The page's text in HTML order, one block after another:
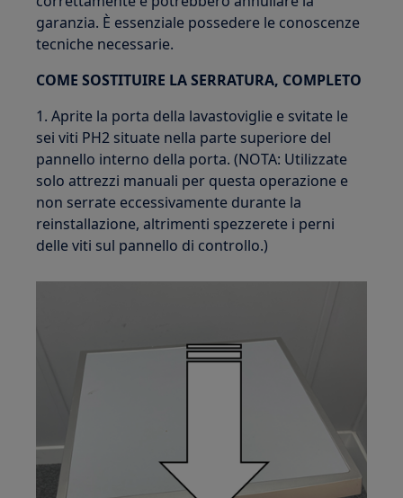
garanzia. È essenziale possedere le conoscenze
tecniche necessarie.
COME SOSTITUIRE LA SERRATURA, COMPLETO
1. Aprite la porta della lavastoviglie e svitate le
sei viti PH2 situate nella parte superiore del
pannello interno della porta. (NOTA: Utilizzate
solo attrezzi manuali per questa operazione e
non serrate eccessivamente durante la
reinstallazione, altrimenti spezzerete i perni
delle viti sul pannello di controllo.)